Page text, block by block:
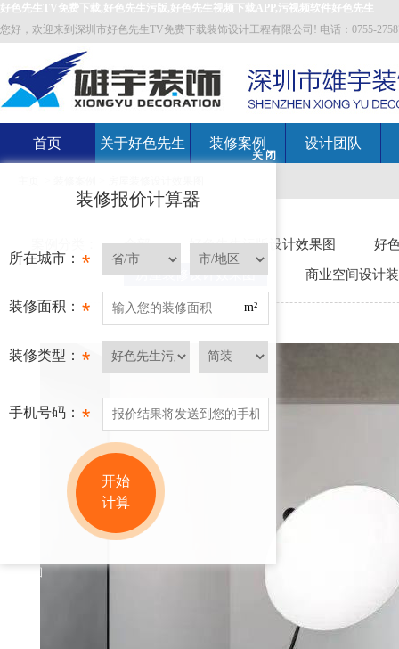
好色先生TV免费下载,好色先生污版,好色先生视频下载APP,污视频软件好色先生
您好，欢迎来到深圳市好色先生TV免费下载装饰设计工程有限公司! 电话：0755-
首页 关于好色先生 装修案例 设计团队
全部 好色先生污版设计效果图 好
房屋装修设计效果图 商业空间设计
关 闭
装修报价计算器
*
所在城市：
*
装修面积： m²
*
装修类型：
*
手机号码：
开始
计算
网站地图